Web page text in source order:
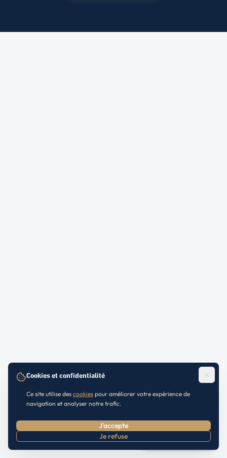
Prendre RDV
Cookies et confidentialité
Ce site utilise des cookies pour améliorer votre expérience de
navigation et analyser notre trafic.
J'accepte
Je refuse